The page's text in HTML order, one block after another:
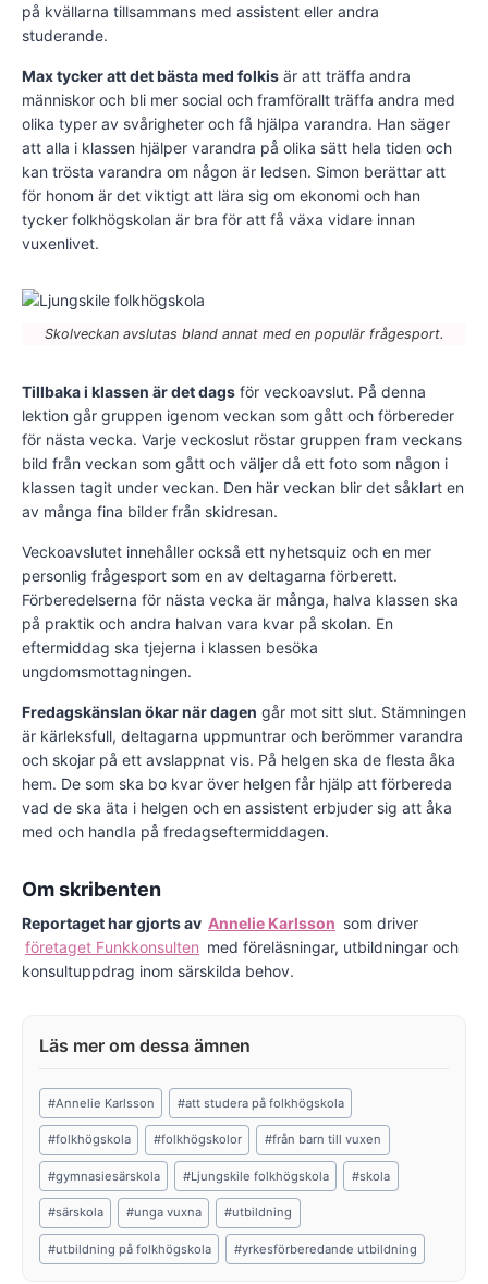
på kvällarna tillsammans med assistent eller andra
studerande.
Max tycker att det bästa med folkis är att träffa andra
människor och bli mer social och framförallt träffa andra med
olika typer av svårigheter och få hjälpa varandra. Han säger
att alla i klassen hjälper varandra på olika sätt hela tiden och
kan trösta varandra om någon är ledsen. Simon berättar att
för honom är det viktigt att lära sig om ekonomi och han
tycker folkhögskolan är bra för att få växa vidare innan
vuxenlivet.
Skolveckan avslutas bland annat med en populär frågesport.
Tillbaka i klassen är det dags för veckoavslut. På denna
lektion går gruppen igenom veckan som gått och förbereder
för nästa vecka. Varje veckoslut röstar gruppen fram veckans
bild från veckan som gått och väljer då ett foto som någon i
klassen tagit under veckan. Den här veckan blir det såklart en
av många fina bilder från skidresan.
Veckoavslutet innehåller också ett nyhetsquiz och en mer
personlig frågesport som en av deltagarna förberett.
Förberedelserna för nästa vecka är många, halva klassen ska
på praktik och andra halvan vara kvar på skolan. En
eftermiddag ska tjejerna i klassen besöka
ungdomsmottagningen.
Fredagskänslan ökar när dagen går mot sitt slut. Stämningen
är kärleksfull, deltagarna uppmuntrar och berömmer varandra
och skojar på ett avslappnat vis. På helgen ska de flesta åka
hem. De som ska bo kvar över helgen får hjälp att förbereda
vad de ska äta i helgen och en assistent erbjuder sig att åka
med och handla på fredags­eftermiddagen.
Om skribenten
Reportaget har gjorts av Annelie Karlsson som driver
företaget Funkkonsulten med föreläsningar, utbildningar och
konsultuppdrag inom särskilda behov.
Post
Tags:
#Annelie Karlsson #att studera på folkhögskola
#folkhögskola #folkhögskolor #från barn till vuxen
#gymnasiesärskola #Ljungskile folkhögskola #skola
#särskola #unga vuxna #utbildning
#utbildning på folkhögskola #yrkesförberedande utbildning